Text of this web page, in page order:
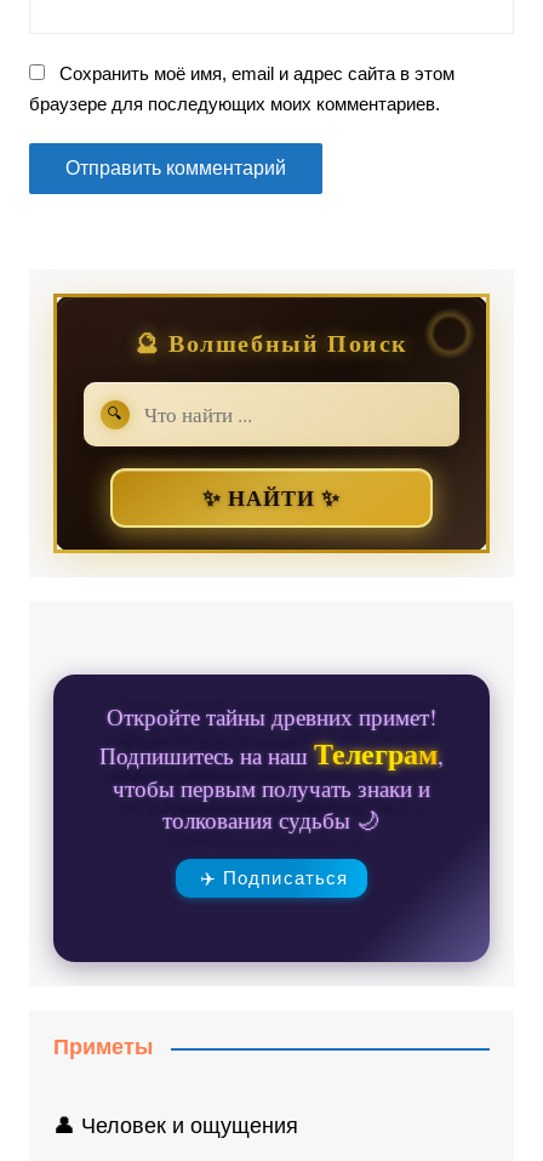
Сохранить моё имя, email и адрес сайта в этом
браузере для последующих моих комментариев.
🔮 Волшебный Поиск
🔍
✨ НАЙТИ ✨
Откройте тайны древних примет!
Подпишитесь на нашТелеграм,
чтобы первым получать знаки и
толкования судьбы 🌙
✈️ Подписаться
Приметы
👤 Человек и ощущения